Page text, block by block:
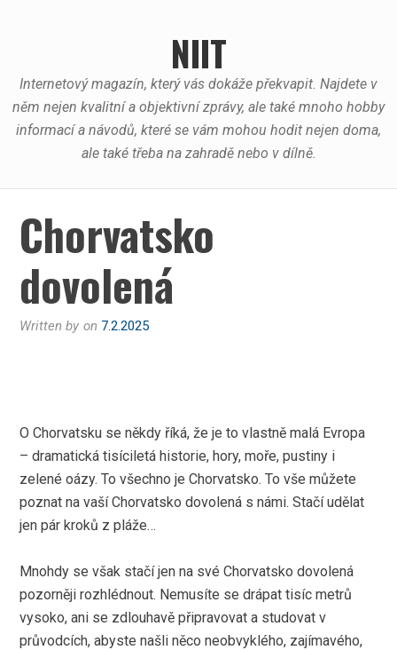
NIIT
Internetový magazín, který vás dokáže překvapit. Najdete v
něm nejen kvalitní a objektivní zprávy, ale také mnoho hobby
informací a návodů, které se vám mohou hodit nejen doma,
ale také třeba na zahradě nebo v dílně.
Chorvatsko
dovolená
Written by on 7.2.2025
O Chorvatsku se někdy říká, že je to vlastně malá Evropa
– dramatická tisíciletá historie, hory, moře, pustiny i
zelené oázy. To všechno je Chorvatsko. To vše můžete
poznat na vaší Chorvatsko dovolená s námi. Stačí udělat
jen pár kroků z pláže…
Mnohdy se však stačí jen na svéChorvatsko dovolená
pozorněji rozhlédnout. Nemusíte se drápat tisíc metrů
vysoko, ani se zdlouhavě připravovat a studovat v
průvodcích, abyste našli něco neobvyklého, zajímavého,